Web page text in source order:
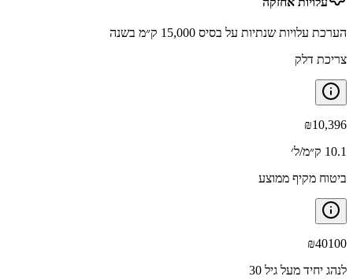
הערכת עלויות שנתיות על בסיס 15,000 ק״מ בשנה
צריכת דלק
₪10,396
10.1 ק״מ/ל׳
ביטוח מקיף ממוצע
₪40100
לנהג יחיד מעל גיל 30